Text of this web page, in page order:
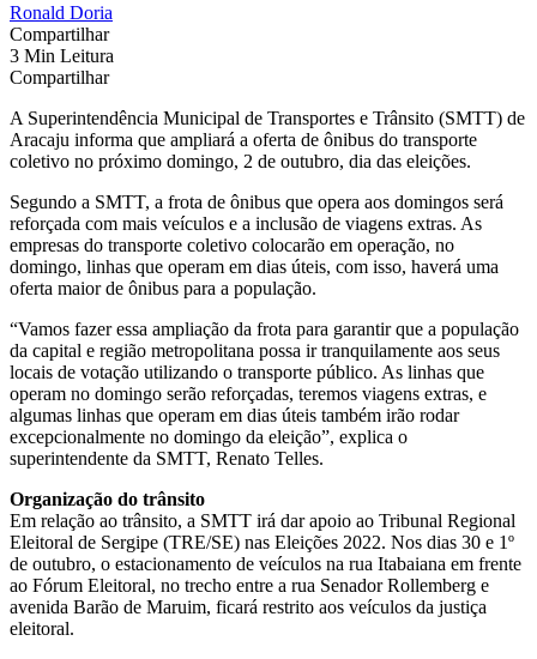
Ronald Doria
Compartilhar
3 Min Leitura
Compartilhar
A Superintendência Municipal de Transportes e Trânsito (SMTT) de
Aracaju informa que ampliará a oferta de ônibus do transporte
coletivo no próximo domingo, 2 de outubro, dia das eleições.
Segundo a SMTT, a frota de ônibus que opera aos domingos será
reforçada com mais veículos e a inclusão de viagens extras. As
empresas do transporte coletivo colocarão em operação, no
domingo, linhas que operam em dias úteis, com isso, haverá uma
oferta maior de ônibus para a população.
“Vamos fazer essa ampliação da frota para garantir que a população
da capital e região metropolitana possa ir tranquilamente aos seus
locais de votação utilizando o transporte público. As linhas que
operam no domingo serão reforçadas, teremos viagens extras, e
algumas linhas que operam em dias úteis também irão rodar
excepcionalmente no domingo da eleição”, explica o
superintendente da SMTT, Renato Telles.
Organização do trânsito
Em relação ao trânsito, a SMTT irá dar apoio ao Tribunal Regional
Eleitoral de Sergipe (TRE/SE) nas Eleições 2022. Nos dias 30 e 1º
de outubro, o estacionamento de veículos na rua Itabaiana em frente
ao Fórum Eleitoral, no trecho entre a rua Senador Rollemberg e
avenida Barão de Maruim, ficará restrito aos veículos da justiça
eleitoral.